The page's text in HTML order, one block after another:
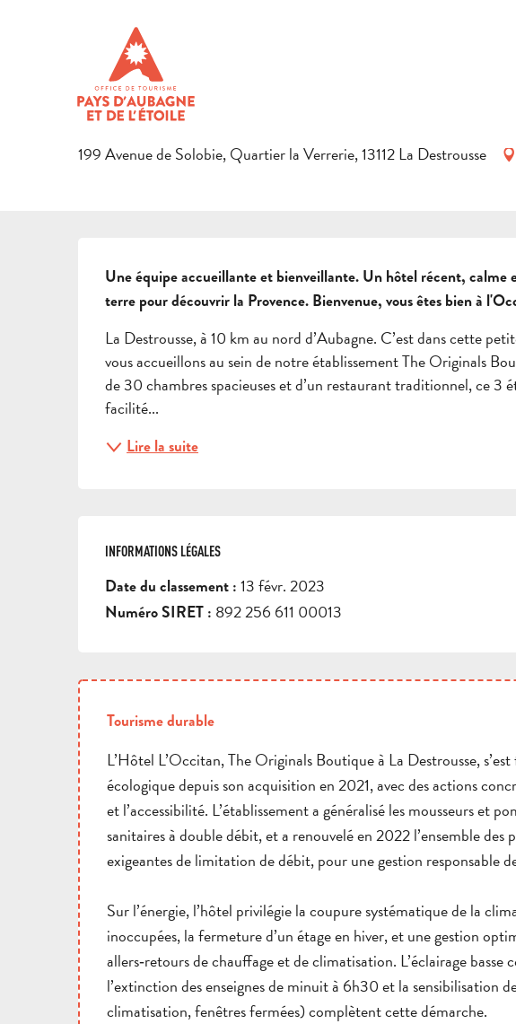
Préparer son séjour
THE ORIGINAL HÔTEL OCCITAN
HÔTEL - RESTAURANT
199 Avenue de Solobie, Quartier la Verrerie, 13112 La Destrousse
DESCRIPTION
Une équipe accueillante et bienveillante. Un hôtel récent, calme
terre pour découvrir la Provence. Bienvenue, vous êtes bien à
La Destrousse, à 10 km au nord d’Aubagne. C’est dans cette
vous accueillons au sein de notre établissement The Originals
de 30 chambres spacieuses et d’un restaurant traditionnel, ce 3
facilité...
Lire la suite
INFORMATIONS LÉGALES
INFORMATIONS LÉGALES
Date du classement : 13 févr. 2023
Numéro SIRET : 892 256 611 00013
Tourisme durable
L’Hôtel L’Occitan, The Originals Boutique à La Destrousse,
écologique depuis son acquisition en 2021, avec des actions
et l’accessibilité. L’établissement a généralisé les mousseurs et
sanitaires à double débit, et a renouvelé en 2022 l’ensemble des
exigeantes de limitation de débit, pour une gestion responsable
Sur l’énergie, l’hôtel privilégie la coupure systématique de la
inoccupées, la fermeture d’un étage en hiver, et une gestion
allers‑retours de chauffage et de climatisation. L’éclairage
l’extinction des enseignes de minuit à 6h30 et la sensibilisation
climatisation, fenêtres fermées) complètent cette démarche.